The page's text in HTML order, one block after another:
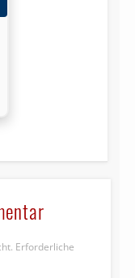
Erforderliche